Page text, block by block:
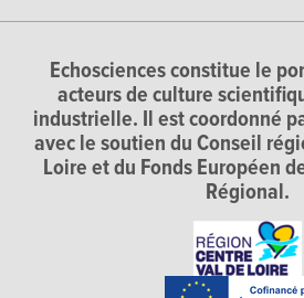
Echosciences constitue le
acteurs de culture
industrielle. Il est coordonné
avec le soutien du Conseil
Loire et du Fonds Européen
Régional.